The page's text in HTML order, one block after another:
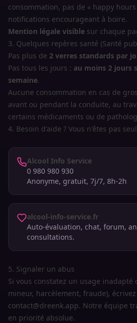
consommation, pas de « happy
notifications encourageant à boire.
Mention légale visible sur chaque
3. Quelques repères santé (Santé
Pas plus de 2 verres standards par
Pas tous les jours : au moins 2 jours
semaine.
Aucune consommation en cas de
avant ou pendant la conduite, au
certains médicaments ou de
4. Besoin d'aide ? Vous n'êtes pas
Alcool Info Service
0 980 980 930
Anonyme, gratuit, 7j/7, 8h-2h
alcool-info-service.fr
Auto-évaluation, chat, forum,
consultations.
5. Signaler un abus
Si vous constatez un usage inadapté
mineur, harcèlement, fraude),
contact@dreenk.app. Notre équipe
en priorité absolue.